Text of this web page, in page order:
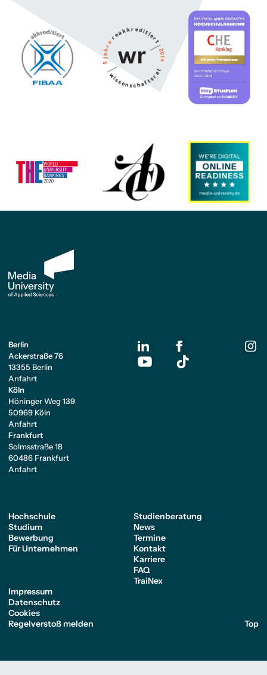
Berlin
Ackerstraße 76
13355 Berlin
Anfahrt
Köln
Höninger Weg 139
50969 Köln
Anfahrt
Frankfurt
Solmsstraße 18
60486 Frankfurt
Anfahrt
Hochschule
Studium
Bewerbung
Für Unternehmen
Studienberatung
News
Termine
Kontakt
Karriere
FAQ
TraiNex
Impressum
Datenschutz
Cookies
Regelverstoß melden
Top